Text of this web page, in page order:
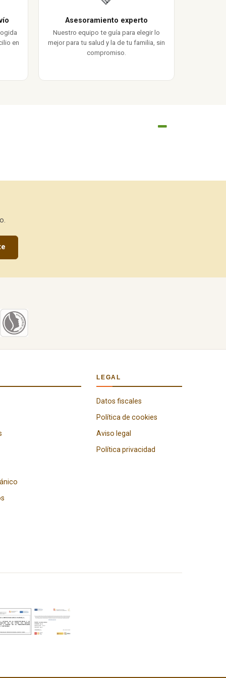
en
Asesoramiento experto
Nuestro equipo te guía para elegir lo
mejor para tu salud y la de tu familia, sin
compromiso.
LEGAL
Datos fiscales
Política de cookies
Aviso legal
Política privacidad